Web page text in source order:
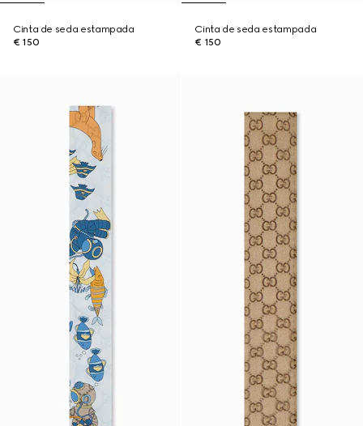
Cinta de seda estampada
€ 150
Cinta de seda estampada
€ 150